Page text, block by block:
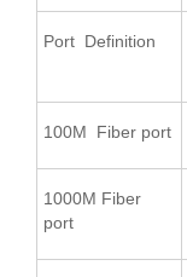
Port Definition
100M Fiber port
1000M Fiber
port